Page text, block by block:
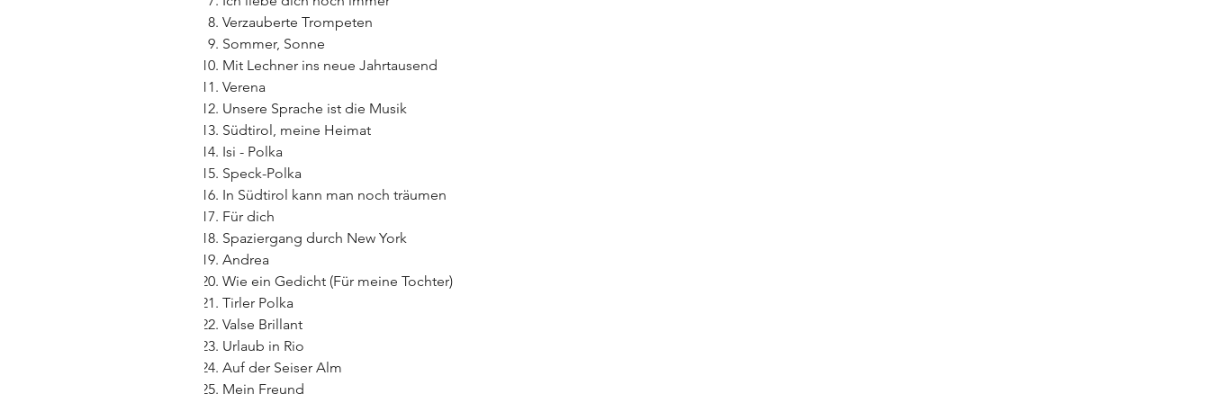
Verzauberte Trompeten
Sommer, Sonne
Mit Lechner ins neue Jahrtausend
Verena
Unsere Sprache ist die Musik
Südtirol, meine Heimat
Isi - Polka
Speck-Polka
In Südtirol kann man noch träumen
Für dich
Spaziergang durch New York
Andrea
Wie ein Gedicht (Für meine Tochter)
Tirler Polka
Valse Brillant
Urlaub in Rio
Auf der Seiser Alm
Mein Freund